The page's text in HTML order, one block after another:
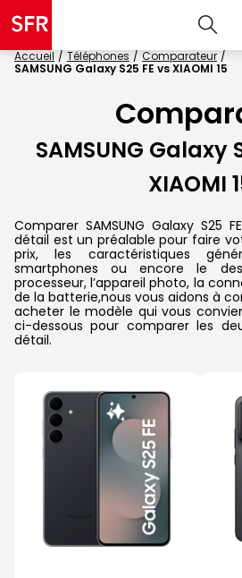
Accueil Téléphones
Comparateur
SAMSUNG Galaxy S25 FE vs XIAOMI 15
SAMSUNG Galaxy
XIAOMI
Comparer SAMSUNG Galaxy S25
détail est un préalable pour faire
prix, les caractéristiques
smartphones ou encore le
processeur, l’appareil photo, la
de la batterie,nous vous aidons à
acheter le modèle qui vous
ci-dessous pour comparer les
détail.